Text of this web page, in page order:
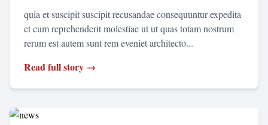
quia et suscipit suscipit recusandae consequuntur expedita
et cum reprehenderit molestiae ut ut quas totam nostrum
rerum est autem sunt rem eveniet architecto...
Read full story →